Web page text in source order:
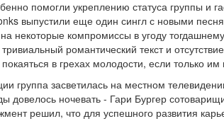
помогли укреплению статуса группы и
выпустили еще один сингл с новыми
на некоторые компромиссы в угоду
романтический текст и
покаяться в грехах молодости, если только
группа засветилась на местном
довелось ночевать - Гари Бургер
решил, что для успешного развития